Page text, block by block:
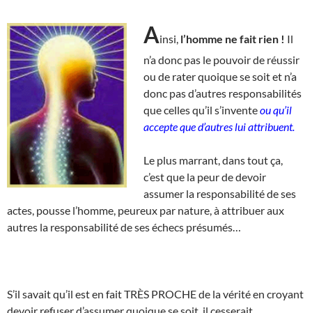
Ainsi, l’homme ne fait rien ! Il
n’a donc pas le pouvoir de réussir
ou de rater quoique se soit et n’a
donc pas d’autres responsabilités
que celles qu’il s’inventeou qu’il
accepte que d’autres lui attribuent.
Le plus marrant, dans tout ça,
c’est que la peur de devoir
assumer la responsabilité de ses
actes, pousse l’homme, peureux par nature, à attribuer aux
autres la responsabilité de ses échecs présumés…
S’il savait qu’il est en fait TRÈS PROCHE de la vérité en croyant
devoir refuser d’assumer quoique se soit, il cesserait